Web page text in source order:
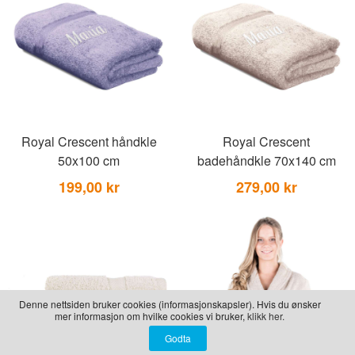
Denne nettsiden bruker cookies (informasjonskapsler). Hvis du ønsker
mer informasjon om hvilke cookies vi bruker, klikk her.
LEKER
BALLON PINK
BEAR TOYS
CLOUDS
THE FARM
GRAVERTE
GRAVERTE
TIL PIZZA
Royal Crescent håndkle
50x100 cm
199,00 kr
Royal Crescent
badehåndkle 70x140 cm
279,00 kr